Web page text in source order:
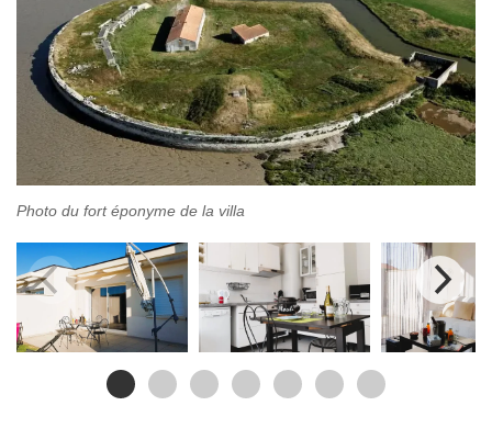
Photo du fort éponyme de la villa